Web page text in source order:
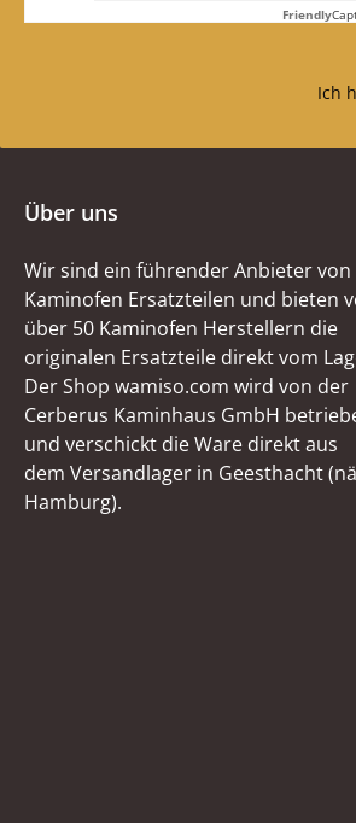
Friendly
Ich
Über uns
Wir sind ein führender Anbieter von
Kaminofen Ersatzteilen und bieten
über 50 Kaminofen Herstellern die
originalen Ersatzteile direkt vom
Der Shop wamiso.com wird von der
Cerberus Kaminhaus GmbH
und verschickt die Ware direkt aus
dem Versandlager in Geesthacht
Hamburg).